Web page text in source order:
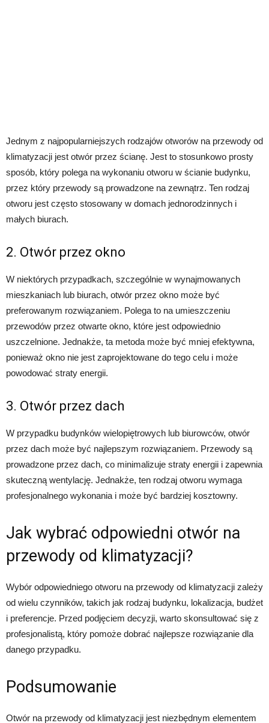
Jednym z najpopularniejszych rodzajów otworów na przewody od
klimatyzacji jest otwór przez ścianę. Jest to stosunkowo prosty
sposób, który polega na wykonaniu otworu w ścianie budynku,
przez który przewody są prowadzone na zewnątrz. Ten rodzaj
otworu jest często stosowany w domach jednorodzinnych i
małych biurach.
2. Otwór przez okno
W niektórych przypadkach, szczególnie w wynajmowanych
mieszkaniach lub biurach, otwór przez okno może być
preferowanym rozwiązaniem. Polega to na umieszczeniu
przewodów przez otwarte okno, które jest odpowiednio
uszczelnione. Jednakże, ta metoda może być mniej efektywna,
ponieważ okno nie jest zaprojektowane do tego celu i może
powodować straty energii.
3. Otwór przez dach
W przypadku budynków wielopiętrowych lub biurowców, otwór
przez dach może być najlepszym rozwiązaniem. Przewody są
prowadzone przez dach, co minimalizuje straty energii i zapewnia
skuteczną wentylację. Jednakże, ten rodzaj otworu wymaga
profesjonalnego wykonania i może być bardziej kosztowny.
Jak wybrać odpowiedni otwór na
przewody od klimatyzacji?
Wybór odpowiedniego otworu na przewody od klimatyzacji zależy
od wielu czynników, takich jak rodzaj budynku, lokalizacja, budżet
i preferencje. Przed podjęciem decyzji, warto skonsultować się z
profesjonalistą, który pomoże dobrać najlepsze rozwiązanie dla
danego przypadku.
Podsumowanie
Otwór na przewody od klimatyzacji jest niezbędnym elementem